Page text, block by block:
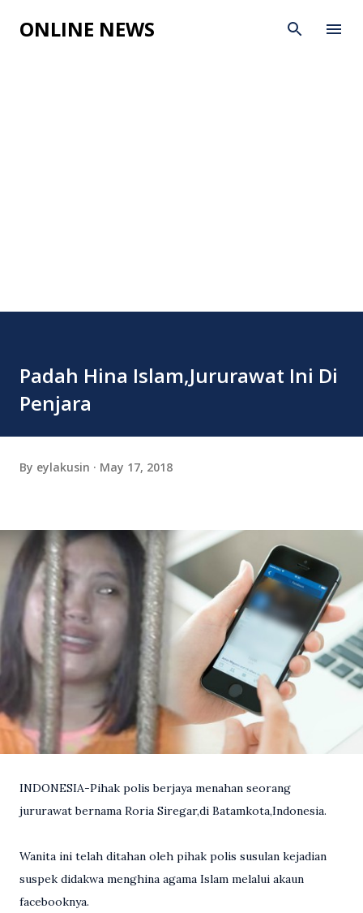
Skip to main content
ONLINE NEWS
Padah Hina Islam,Jururawat Ini Di
Penjara
By eylakusin May 17, 2018
INDONESIA-Pihak polis berjaya menahan seorang
jururawat bernama Roria Siregar,di Batamkota,Indonesia.
Wanita ini telah ditahan oleh pihak polis susulan kejadian
suspek didakwa menghina agama Islam melalui akaun
facebooknya.